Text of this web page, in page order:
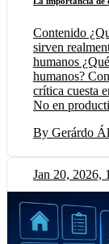
Contenido
sirven
humanos
humanos?
crítica cuesta
No en
By Gerárdo
Jan 20, 2026,